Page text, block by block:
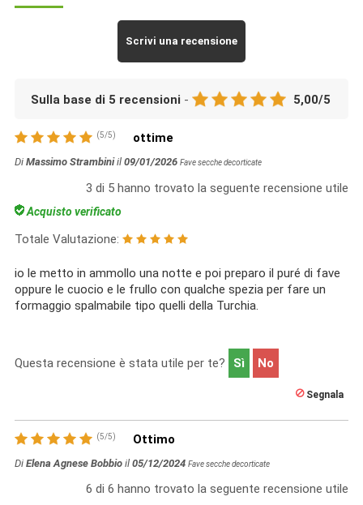
Scrivi una recensione
Sulla base di 5 recensioni - 5,00/5
(5/5) ottime
Di Massimo Strambiniil 09/01/2026 Fave secche decorticate
3 di 5 hanno trovato la seguente recensione utile
Acquisto verificato
Totale Valutazione:
io le metto in ammollo una notte e poi preparo il puré di fave
oppure le cuocio e le frullo con qualche spezia per fare un
formaggio spalmabile tipo quelli della Turchia.
Questa recensione è stata utile per te? Sì No
Segnala
(5/5) Ottimo
Di Elena Agnese Bobbio il 05/12/2024 Fave secche decorticate
6 di 6 hanno trovato la seguente recensione utile